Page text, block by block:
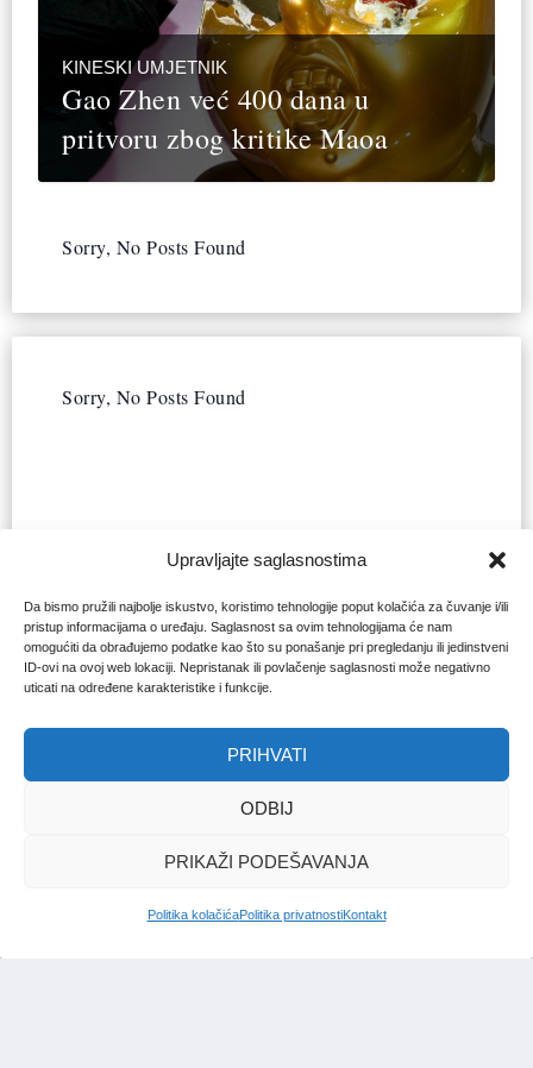
Upravljajte saglasnostima
Da bismo pružili najbolje iskustvo, koristimo tehnologije poput kolačića za čuvanje i/ili
pristup informacijama o uređaju. Saglasnost sa ovim tehnologijama će nam
omogućiti da obrađujemo podatke kao što su ponašanje pri pregledanju ili jedinstveni
ID-ovi na ovoj web lokaciji. Nepristanak ili povlačenje saglasnosti može negativno
uticati na određene karakteristike i funkcije.
PRIHVATI
ODBIJ
PRIKAŽI PODEŠAVANJA
Politika kolačićaPolitika privatnostiKontakt
KINESKI UMJETNIK
Gao Zhen već 400 dana u
pritvoru zbog kritike Maoa
Sorry, No Posts Found
Sorry, No Posts Found